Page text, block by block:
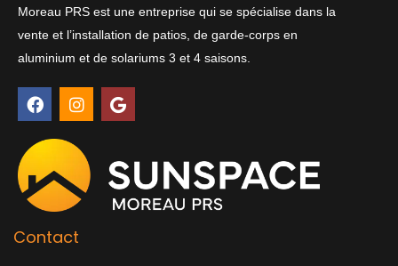
Moreau PRS est une entreprise qui se spécialise dans la
vente et l’installation de patios, de garde-corps en
aluminium et de solariums 3 et 4 saisons.
F
a
c
e
o
o
k
I
n
s
t
a
g
r
a
m
G
o
o
l
e
Contact